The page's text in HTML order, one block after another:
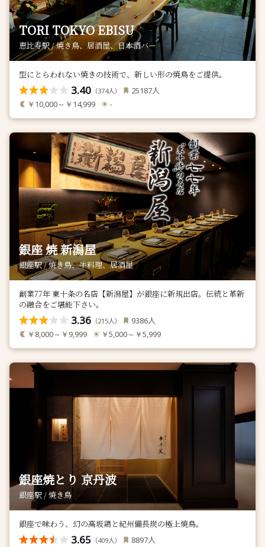
TORI TOKYO EBISU
恵比寿駅 / 焼き鳥、居酒屋、日本酒バー
型にとらわれない焼きの技術で、新しい形の焼鳥をご提供。
3.40 （374人） 25187人
￥10,000～￥14,999 -
銀座 焼 新潟屋
銀座駅 / 焼き鳥、牛料理、居酒屋
創業77年 東十条の名店【新潟屋】が銀座に新規出店。伝統と革新
の融合をご堪能下さい。
3.36 （215人） 9386人
￥8,000～￥9,999 ￥5,000～￥5,999
銀座焼とり 京丹波
銀座駅 / 焼き鳥
銀座で味わう、幻の高坂鶏と紀州備長炭の極上焼鳥。
3.65 （409人） 8897人